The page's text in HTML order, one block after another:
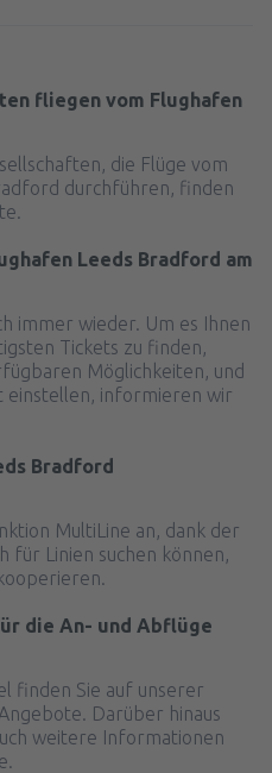
fliegen vom Flughafen
die Flüge vom
durchführen, finden
Leeds Bradford am
immer wieder. Um es Ihnen
Tickets zu finden,
Möglichkeiten, und
einstellen, informieren wir
Bradford
MultiLine an, dank der
für Linien suchen können,
die An- und Abflüge
finden Sie auf unserer
Darüber hinaus
weitere Informationen